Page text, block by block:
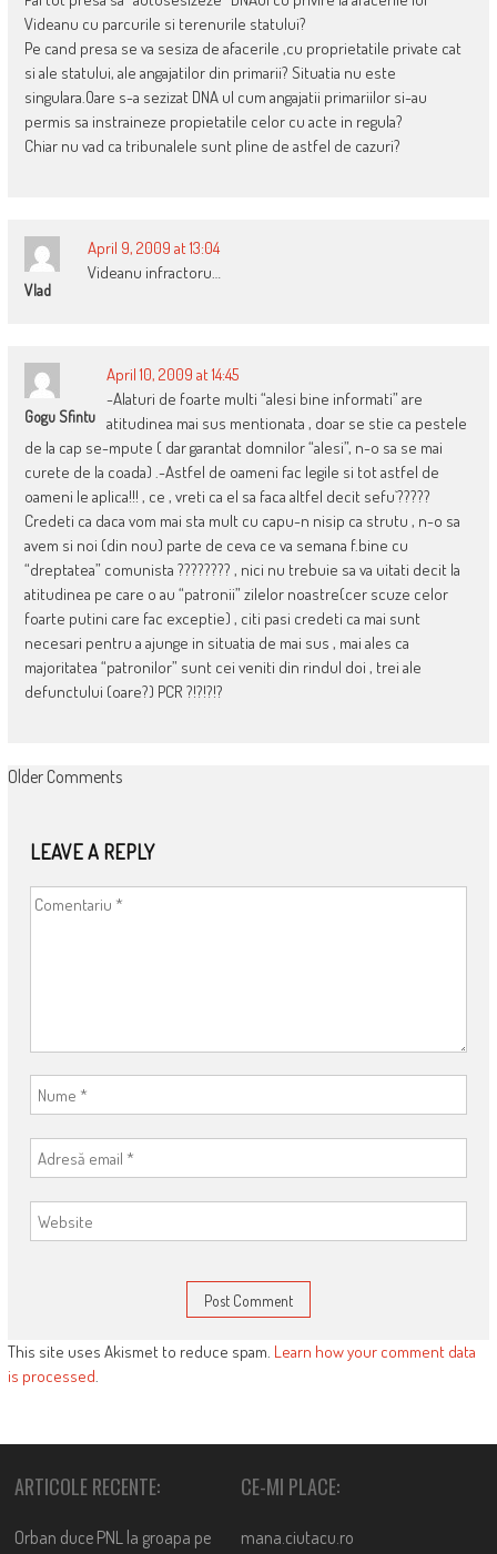
Videanu cu parcurile si terenurile statului?
Pe cand presa se va sesiza de afacerile ,cu proprietatile private cat
si ale statului, ale angajatilor din primarii? Situatia nu este
singulara.Oare s-a sezizat DNA ul cum angajatii primariilor si-au
permis sa instraineze propietatile celor cu acte in regula?
Chiar nu vad ca tribunalele sunt pline de astfel de cazuri?
Vlad
April 9, 2009 at 13:04
Videanu infractoru…
Gogu Sfintu
April 10, 2009 at 14:45
-Alaturi de foarte multi “alesi bine informati” are
atitudinea mai sus mentionata , doar se stie ca pestele
de la cap se-mpute ( dar garantat domnilor “alesi”, n-o sa se mai
curete de la coada) .-Astfel de oameni fac legile si tot astfel de
oameni le aplica!!! , ce , vreti ca el sa faca altfel decit sefu`?????
Credeti ca daca vom mai sta mult cu capu-n nisip ca strutu , n-o sa
avem si noi (din nou) parte de ceva ce va semana f.bine cu
“dreptatea” comunista ???????? , nici nu trebuie sa va uitati decit la
atitudinea pe care o au “patronii” zilelor noastre(cer scuze celor
foarte putini care fac exceptie) , citi pasi credeti ca mai sunt
necesari pentru a ajunge in situatia de mai sus , mai ales ca
majoritatea “patronilor” sunt cei veniti din rindul doi , trei ale
defunctului (oare?) PCR ?!?!?!?
COMMENT
Older Comments
LEAVE A REPLY
This site uses Akismet to reduce spam. Learn how your comment data
is processed.
ARTICOLE RECENTE:
Orban duce PNL la groapa pe
CE-MI PLACE:
mana.ciutacu.ro